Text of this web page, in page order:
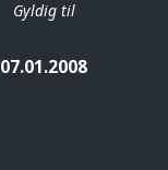
Gyldig til
07.01.2008